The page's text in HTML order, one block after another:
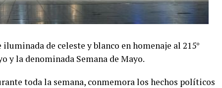
iluminada de celeste y blanco en homenaje al 215°
y la denominada Semana de Mayo.
toda la semana, conmemora los hechos políticos